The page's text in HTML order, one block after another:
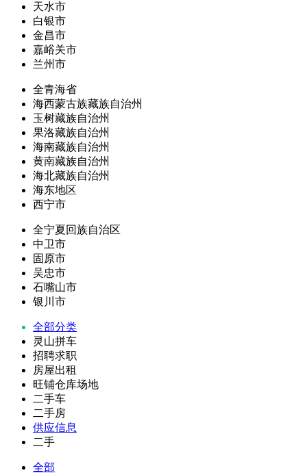
天水市
白银市
金昌市
嘉峪关市
兰州市
全青海省
海西蒙古族藏族自治州
玉树藏族自治州
果洛藏族自治州
海南藏族自治州
黄南藏族自治州
海北藏族自治州
海东地区
西宁市
全宁夏回族自治区
中卫市
固原市
吴忠市
石嘴山市
银川市
全部分类
灵山拼车
招聘求职
房屋出租
旺铺仓库场地
二手车
二手房
供应信息
二手
全部